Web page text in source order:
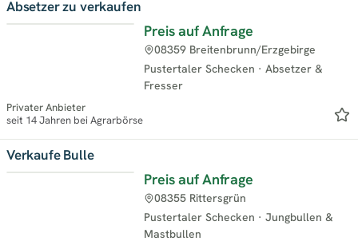
Absetzer zu verkaufen
Preis auf Anfrage
Pustertaler Schecken · Absetzer &
Fresser
08359 Breitenbrunn/Erzgebirge
Privater Anbieter
seit 14 Jahren bei Agrarbörse
Verkaufe Bulle
Preis auf Anfrage
Pustertaler Schecken · Jungbullen &
Mastbullen
08355 Rittersgrün